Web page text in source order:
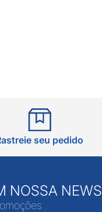
seu pedido
NOSSA